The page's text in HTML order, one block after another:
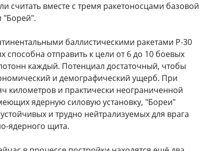
считать вместе с тремя ракетоносцами базовой
"Борей".
баллистическими ракетами Р-30
способна отправить к цели от 6 до 10 боевых
каждый. Потенциал достаточный, чтобы
и демографический ущерб. При
километров и практически неограниченной
ядерную силовую установку, "Бореи"
и трудно нейтрализуемых для врага
ядерного щита.